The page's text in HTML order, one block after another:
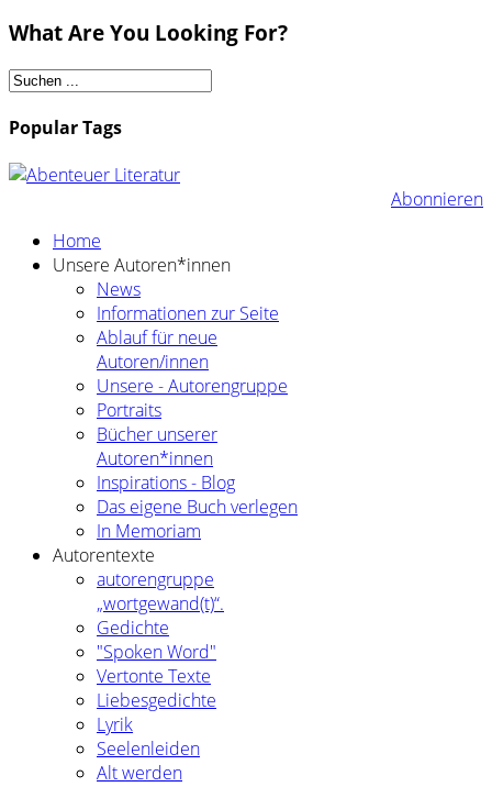
What Are You Looking For?
Popular Tags
Abonnieren
Home
Unsere Autoren*innen
News
Informationen zur Seite
Ablauf für neue
Autoren/innen
Unsere - Autorengruppe
Portraits
Bücher unserer
Autoren*innen
Inspirations - Blog
Das eigene Buch verlegen
In Memoriam
Autorentexte
autorengruppe
„wortgewand(t)“.
Gedichte
"Spoken Word"
Vertonte Texte
Liebesgedichte
Lyrik
Seelenleiden
Alt werden